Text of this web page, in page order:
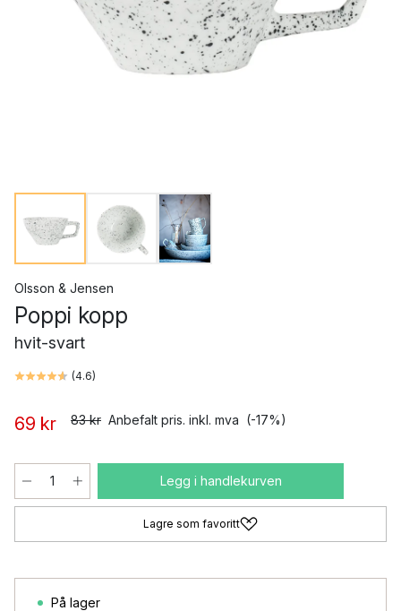
Olsson & Jensen
Poppi kopp
hvit-svart
(4.6)
69 kr 83 kr Anbefalt pris. inkl. mva (-17%)
Legg i handlekurven
Lagre som favoritt
På lager